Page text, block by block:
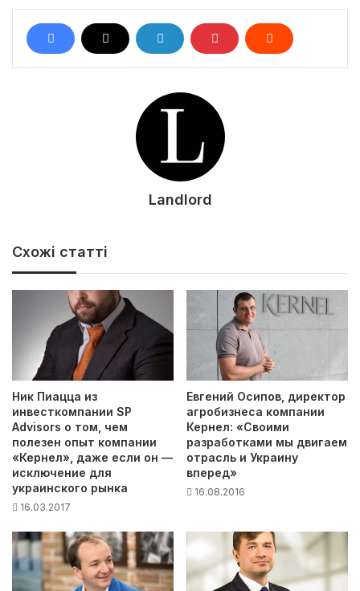
Landlord
Схожі статті
Ник Пиацца из
инвесткомпании SP
Advisors о том, чем
полезен опыт компании
«Кернел», даже если он —
исключение для
украинского рынка
16.03.2017
Евгений Осипов, директор
агробизнеса компании
Кернел: «Своими
разработками мы двигаем
отрасль и Украину
вперед»
16.08.2016